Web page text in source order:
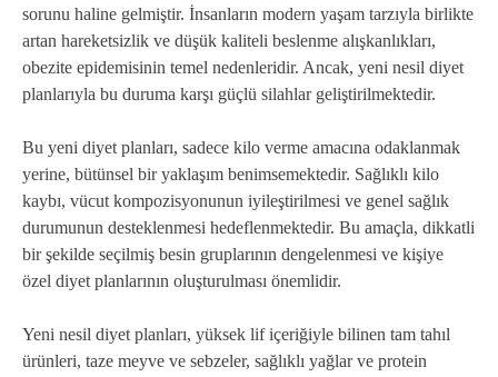
sorunu haline gelmiştir. İnsanların modern yaşam tarzıyla birlikte
artan hareketsizlik ve düşük kaliteli beslenme alışkanlıkları,
obezite epidemisinin temel nedenleridir. Ancak, yeni nesil diyet
planlarıyla bu duruma karşı güçlü silahlar geliştirilmektedir.
Bu yeni diyet planları, sadece kilo verme amacına odaklanmak
yerine, bütünsel bir yaklaşım benimsemektedir. Sağlıklı kilo
kaybı, vücut kompozisyonunun iyileştirilmesi ve genel sağlık
durumunun desteklenmesi hedeflenmektedir. Bu amaçla, dikkatli
bir şekilde seçilmiş besin gruplarının dengelenmesi ve kişiye
özel diyet planlarının oluşturulması önemlidir.
Yeni nesil diyet planları, yüksek lif içeriğiyle bilinen tam tahıl
ürünleri, taze meyve ve sebzeler, sağlıklı yağlar ve protein